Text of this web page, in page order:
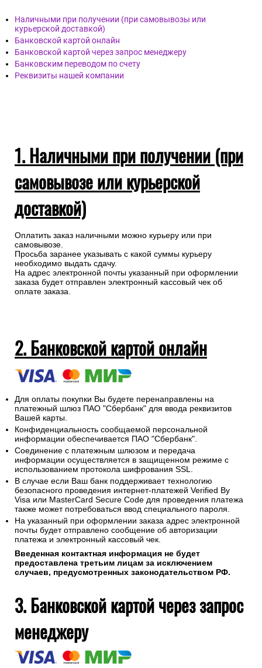
Наличными при получении (при самовывозы или
курьерской доставкой)
Банковской картой онлайн
Банковской картой через запрос менеджеру
Банковским переводом по счету
Реквизиты нашей компании
1. Наличными при получении (при
самовывозе или курьерской
доставкой)
Оплатить заказ наличными можно курьеру или при
самовывозе.
Просьба заранее указывать с какой суммы курьеру
необходимо выдать сдачу.
На адрес электронной почты указанный при оформлении
заказа будет отправлен электронный кассовый чек об
оплате заказа.
2. Банковской картой онлайн
Для оплаты покупки Вы будете перенаправлены на
платежный шлюз ПАО "Сбербанк" для ввода реквизитов
Вашей карты.
Конфиденциальность сообщаемой персональной
информации обеспечивается ПАО "Сбербанк".
Соединение с платежным шлюзом и передача
информации осуществляется в защищенном режиме с
использованием протокола шифрования SSL.
В случае если Ваш банк поддерживает технологию
безопасного проведения интернет-платежей Verified By
Visa или MasterCard Secure Code для проведения платежа
также может потребоваться ввод специального пароля.
На указанный при оформлении заказа адрес электронной
почты будет отправлено сообщение об авторизации
платежа и электронный кассовый чек.
Введенная контактная информация не будет
предоставлена третьим лицам за исключением
случаев, предусмотренных законодательством РФ.
3. Банковской картой через запрос
менеджеру